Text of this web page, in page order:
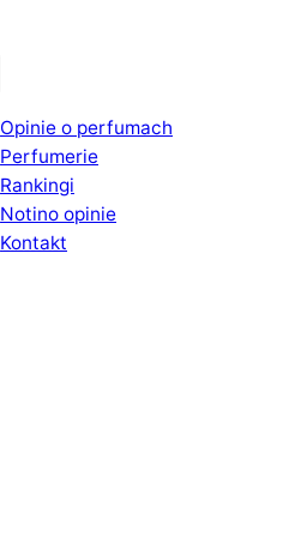
Opinie o perfumach
Perfumerie
Rankingi
Notino opinie
Kontakt